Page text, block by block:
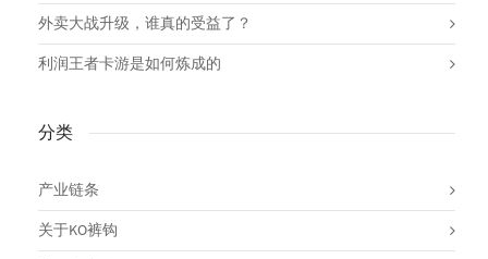
外卖大战升级，谁真的受益了？
利润王者卡游是如何炼成的
分类
产业链条
关于KO裤钩